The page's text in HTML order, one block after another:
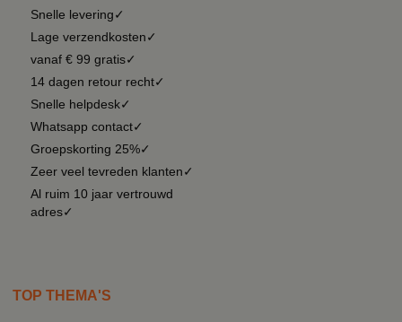
Snelle levering✓
Lage verzendkosten✓
vanaf € 99 gratis✓
14 dagen retour recht✓
Snelle helpdesk✓
Whatsapp contact✓
Groepskorting 25%✓
Zeer veel tevreden klanten✓
Al ruim 10 jaar vertrouwd
adres✓
TOP THEMA'S